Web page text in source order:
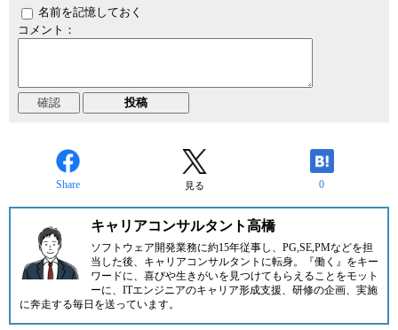
名前を記憶しておく
コメント：
Share 見る 0
キャリアコンサルタント高橋
ソフトウェア開発業務に約15年従事し、PG,SE,PMなどを担
当した後、キャリアコンサルタントに転身。『働く』をキー
ワードに、喜びや生きがいを見つけてもらえることをモット
ーに、ITエンジニアのキャリア形成支援、研修の企画、実施
に奔走する毎日を送っています。